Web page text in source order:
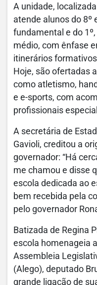
A unidade,
atende alunos do 8º
fundamental e do
médio, com ênfase
itinerários
Hoje, são ofertadas
como atletismo,
e e-sports, com
profissionais
A secretária de
Gavioli, creditou a
governador: “Há
me chamou e disse
escola dedicada ao
bem recebida pela
pelo governador
Batizada de Regina
escola homenageia
Assembleia
(Alego), deputado
grande ligação de